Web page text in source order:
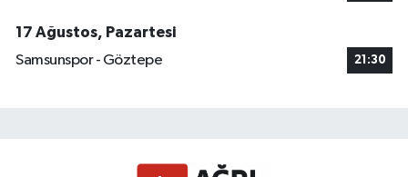
17 Ağustos, Pazartesi
Samsunspor - Göztepe
21:30